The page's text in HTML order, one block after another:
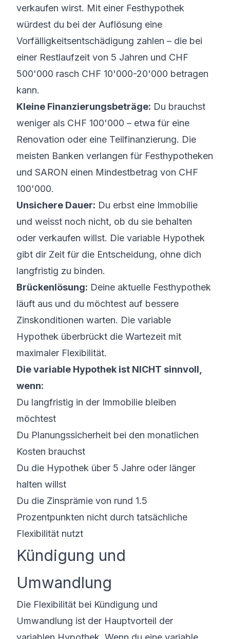
verkaufen wirst. Mit einer Festhypothek
würdest du bei der Auflösung eine
Vorfälligkeitsentschädigung zahlen – die bei
einer Restlaufzeit von 5 Jahren und CHF
500'000 rasch CHF 10'000-20'000 betragen
kann.
Kleine Finanzierungsbeträge: Du brauchst
weniger als CHF 100'000 – etwa für eine
Renovation oder eine Teilfinanzierung. Die
meisten Banken verlangen für Festhypotheken
und SARON einen Mindestbetrag von CHF
100'000.
Unsichere Dauer: Du erbst eine Immobilie
und weisst noch nicht, ob du sie behalten
oder verkaufen willst. Die variable Hypothek
gibt dir Zeit für die Entscheidung, ohne dich
langfristig zu binden.
Brückenlösung: Deine aktuelle Festhypothek
läuft aus und du möchtest auf bessere
Zinskonditionen warten. Die variable
Hypothek überbrückt die Wartezeit mit
maximaler Flexibilität.
Die variable Hypothek ist NICHT sinnvoll,
wenn:
Du langfristig in der Immobilie bleiben
möchtest
Du Planungssicherheit bei den monatlichen
Kosten brauchst
Du die Hypothek über 5 Jahre oder länger
halten willst
Du die Zinsprämie von rund 1.5
Prozentpunkten nicht durch tatsächliche
Flexibilität nutzt
Kündigung und
Umwandlung
Die Flexibilität bei Kündigung und
Umwandlung ist der Hauptvorteil der